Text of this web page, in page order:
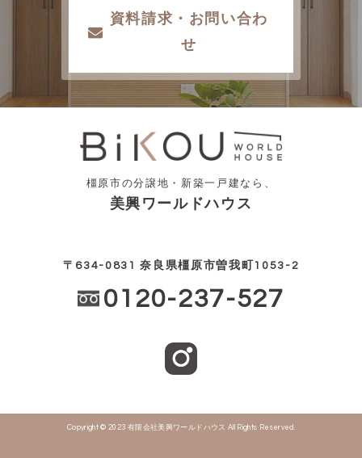
資料請求・お問い合わ
せ
橿原市の分譲地・新築一戸建なら、
美興ワールドハウス
〒634-0831 奈良県橿原市曽我町1053-2
0120-237-527
Copyright © 2023 有限会社美興ワールドハウス All Rights Reserved.